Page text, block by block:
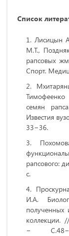
Список
Лисицын
М.Т.,
рапсовых
Спорт.
Тимофеенко
семян
Известия
33−36.
рапсового:
с.
И.А.
полученных
коллекции.
−